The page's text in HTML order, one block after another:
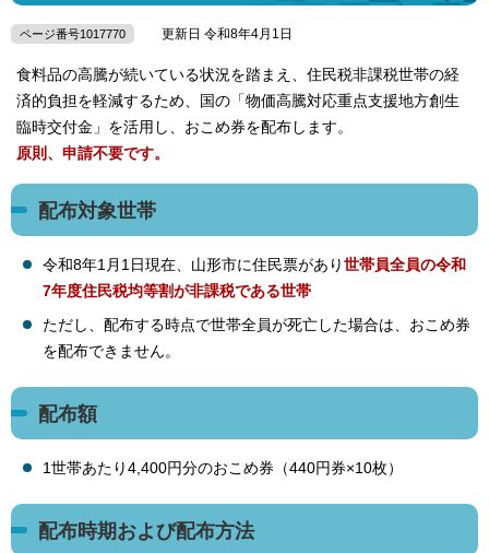
ページ番号1017770 更新日 令和8年4月1日
食料品の高騰が続いている状況を踏まえ、住民税非課税世帯の経
済的負担を軽減するため、国の「物価高騰対応重点支援地方創生
臨時交付金」を活用し、おこめ券を配布します。
原則、申請不要です。
配布対象世帯
令和8年1月1日現在、山形市に住民票があり 世帯員全員の令和
7年度住民税均等割が非課税である世帯
ただし、配布する時点で世帯全員が死亡した場合は、おこめ券
を配布できません。
配布額
1世帯あたり4,400円分のおこめ券（440円券×10枚）
配布時期および配布方法